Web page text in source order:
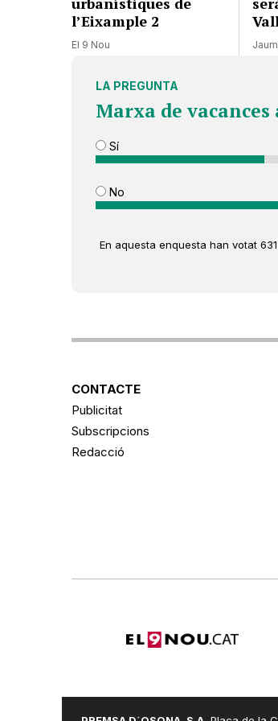
l’Eixample 2
El 9 Nou
LA PREGUNTA
Marxa de
Sí
No
En aquesta enquesta han votat
CONTACTE
Publicitat
Subscripcions
Redacció